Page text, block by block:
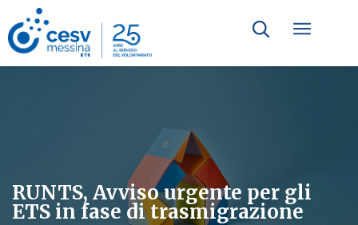
RUNTS, Avviso urgente per gli
ETS in fase di trasmigrazione